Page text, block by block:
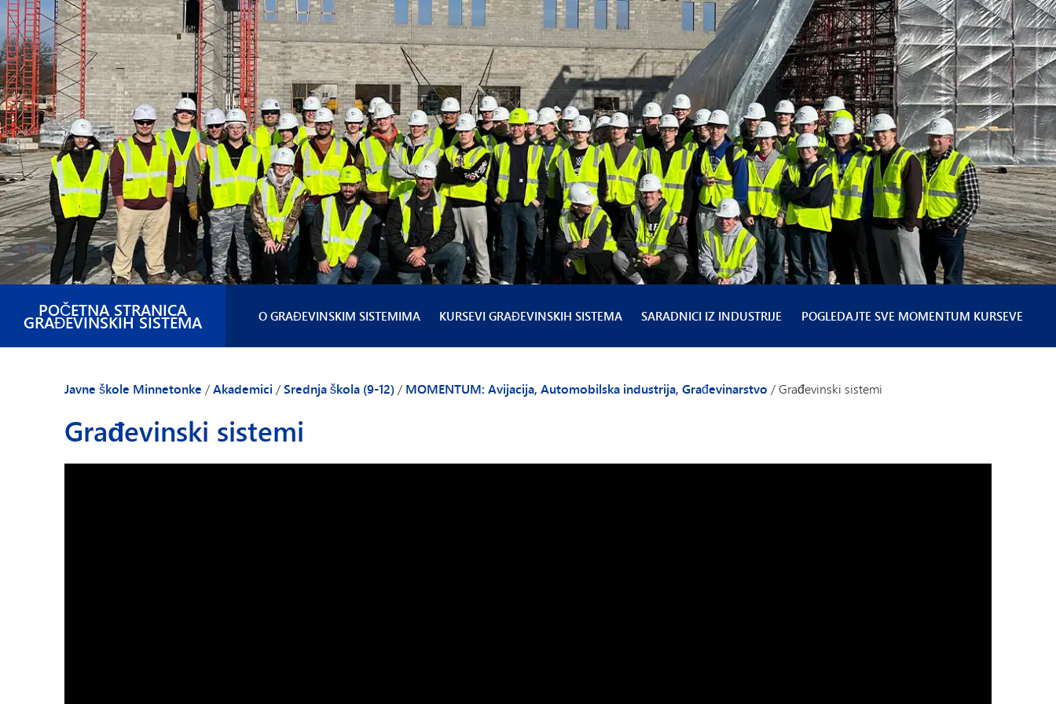
POČETNA STRANICA
GRAĐEVINSKIH SISTEMA O GRAĐEVINSKIM SISTEMIMA KURSEVI GRAĐEVINSKIH SISTEMA SARADNICI IZ INDUSTRIJE POGLEDAJTE SVE MOMENTUM KURSEVE
Javne škole Minnetonke /Akademici /Srednja škola (9-12)/ MOMENTUM: Avijacija, Automobilska industrija, Građevinarstvo /Građevinski sistemi
Građevinski sistemi